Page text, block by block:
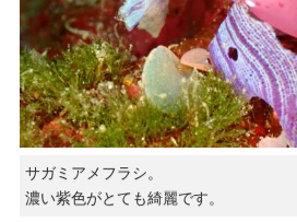
サガミアメフラシ。
濃い紫色がとても綺麗です。